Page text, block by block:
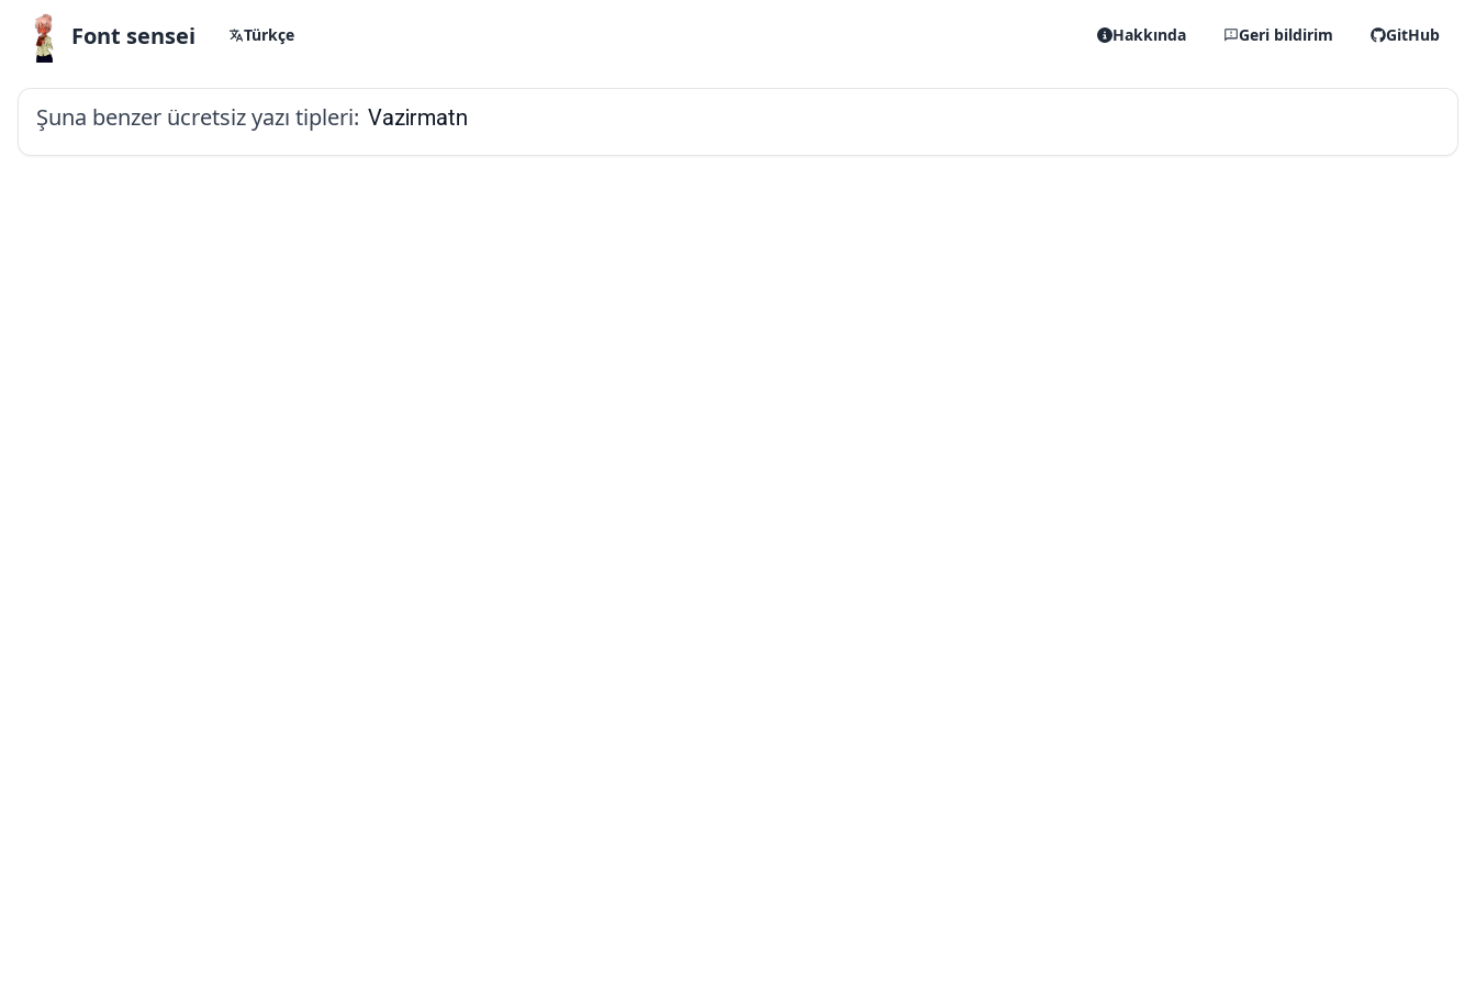
Font sensei Türkçe Hakkında Geri bildirim GitHub
Şuna benzer ücretsiz yazı tipleri: Vazirmatn